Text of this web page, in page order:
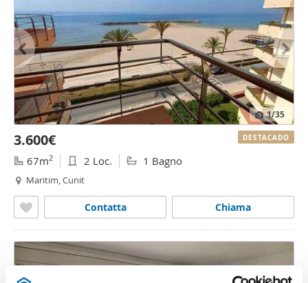
1/35
3.600€
67m2 2 Loc. 1 Bagno
Maritim, Cunit
Chiama
Contatta
DESTACADO